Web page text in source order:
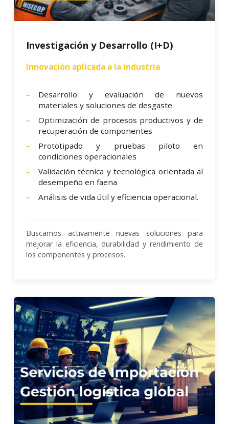
Investigación y Desarrollo (I+D)
Innovación aplicada a la industria
Desarrollo y evaluación de nuevos
materiales y soluciones de desgaste
Optimización de procesos productivos y de
recuperación de componentes
Prototipado y pruebas piloto en
condiciones operacionales
Validación técnica y tecnológica orientada al
desempeño en faena
Análisis de vida útil y eficiencia operacional.
Buscamos activamente nuevas soluciones para
mejorar la eficiencia, durabilidad y rendimiento de
los componentes y procesos.